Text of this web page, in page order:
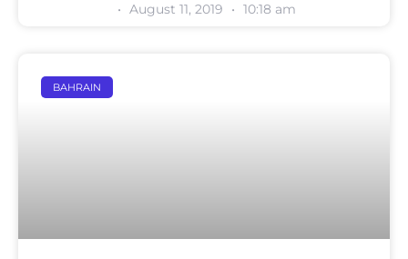
August 11, 2019 10:18 am
BAHRAIN